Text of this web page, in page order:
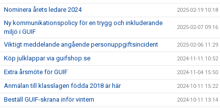
Nominera årets ledare 2024 2025-02-19 10:18
Ny kommunikationspolicy för en trygg och inkluderande
miljö i GUIF
2025-02-07 09:16
Viktigt meddelande angående personuppgiftsincident 2025-02-06 11:29
Köp julklappar via guifshop.se 2024-11-11 10:52
Extra årsmöte för GUIF 2024-11-04 15:50
Anmälan till klasslagen födda 2018 är här 2024-10-11 15:22
Beställ GUIF-skrana inför vintern 2024-10-11 13:14